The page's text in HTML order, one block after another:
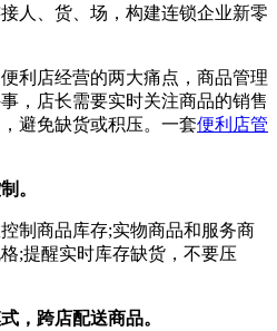
人、货、场，构建连锁企业新零
店经营的两大痛点，商品管理
，店长需要实时关注商品的销售
避免缺货或积压。一套便利店管
。
商品库存;实物商品和服务商
;提醒实时库存缺货，不要压
跨店配送商品。